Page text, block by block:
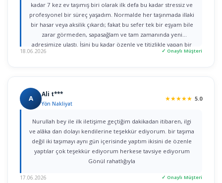
kadar 7 kez ev taşımış biri olarak ilk defa bu kadar stressiz ve
profesyonel bir süreç yaşadım. Normalde her taşınmada illaki
bir hasar veya aksilik çıkardı; fakat bu sefer tek bir eşyam bile
zarar görmeden, sapasağlam ve tam zamanında yeni
adresimize ulaştı. İşini bu kadar özenle ve titizlikle yapan bir
firmaya rastlamak gerçekten büyük şans. Herkese gönül
18.06.2026 ✓ Onaylı Müşteri
A Ali t***
Yön Nakliyat
★★★★★ 5.0
Nurullah bey ile ilk iletişime geçtiğim dakikadan itibaren, ilgi
ve alâka dan dolayı kendilerine teşekkür ediyorum. bir taşıma
değil iki taşımayı aynı gün içerisinde yaptım ikisini de özenle
yaptılar çok teşekkür ediyorum herkese tavsiye ediyorum
Gönül rahatlığıyla
17.06.2026 ✓ Onaylı Müşteri